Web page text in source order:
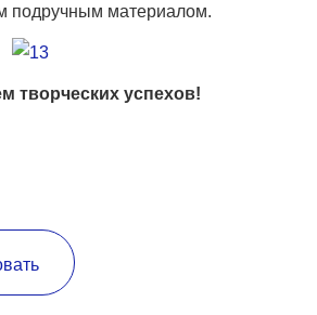
подручным материалом.
творческих успехов!